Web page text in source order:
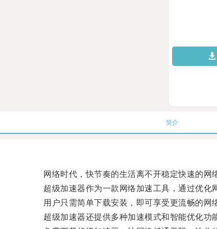
简介
网络时代，快节奏的生活离不开稳定快速的网
超级加速器作为一款网络加速工具，通过优化
用户只需简单下载安装，即可享受更流畅的网
超级加速器还提供多种加速模式和智能优化功